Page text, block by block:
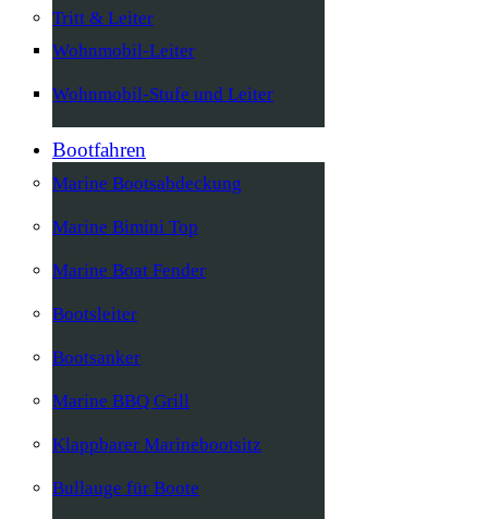
Tritt & Leiter
Wohnmobil-Leiter
Wohnmobil-Stufe und Leiter
Bootfahren
Marine Bootsabdeckung
Marine Bimini Top
Marine Boat Fender
Bootsleiter
Bootsanker
Marine BBQ Grill
Klappbarer Marinebootsitz
Bullauge für Boote